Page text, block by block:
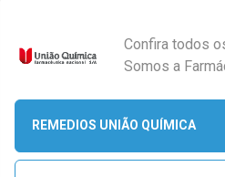
Confira todos
Somos a
REMEDIOS UNIÃO QUÍMICA